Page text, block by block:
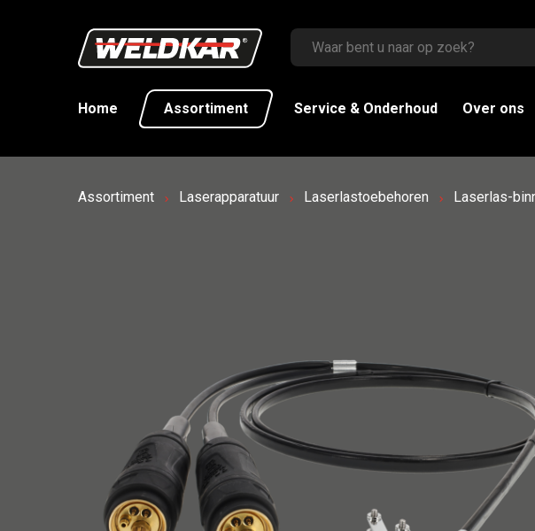
Home Assortiment Service & Onderhoud Over ons
Assortiment Laserapparatuur Laserlastoebehoren Laserlas-